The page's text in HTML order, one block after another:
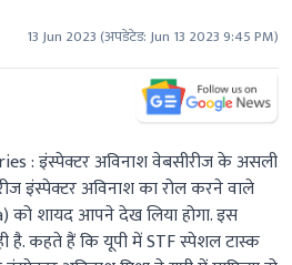
13 Jun 2023(अपडेटेड:Jun 13 2023 9:45 PM)
:इंस्पेक्टर अविनाश वेबसीरीज के असली
इंस्पेक्टर अविनाश का रोल करने वाले
को शायद आपने देख लिया होगा. इस
है. कहते हैं कि यूपी में STF स्पेशल टास्क